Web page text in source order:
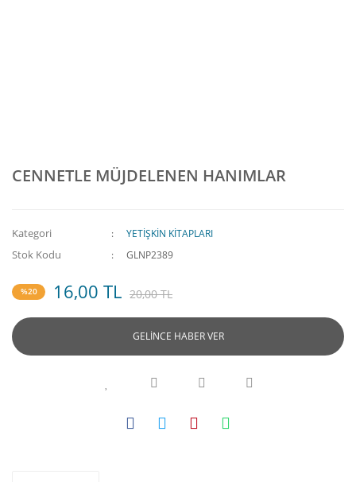
CENNETLE MÜJDELENEN HANIMLAR
Kategori YETİŞKİN KİTAPLARI
Stok Kodu GLNP2389
%20 16,00 TL 20,00 TL
GELİNCE HABER VER